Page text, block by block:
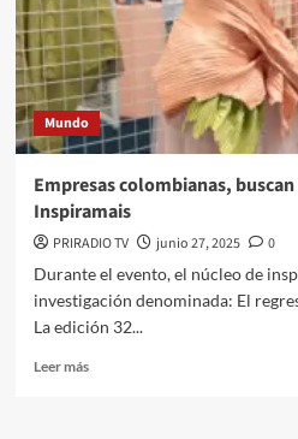
electoral
libre
y
en
paz
en
Colombia
Mundo
Empresas colombianas,
Inspiramais
PRIRADIO TV junio 27, 2025
0
Durante el evento, el núcleo de
investigación denominada: El
La edición 32...
Leer másLeer